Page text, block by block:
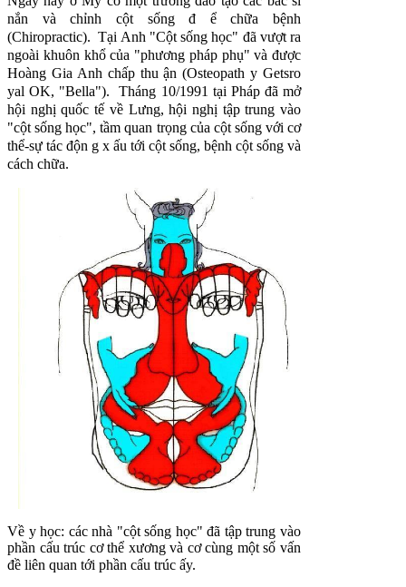
nắn và chỉnh cột sống đ ể chữa bệnh
(Chiropractic). Tại Anh "Cột sống học" đã vượt ra
ngoài khuôn khổ của "phương pháp phụ" và được
Hoàng Gia Anh chấp thu ận (Osteopath y Getsro
yal OK, "Bella"). Tháng 10/1991 tại Pháp đã mở
hội nghị quốc tế về Lưng, hội nghị tập trung vào
"cột sống học", tầm quan trọng của cột sống với cơ
thể-sự tác độn g x ấu tới cột sống, bệnh cột sống và
cách chữa.
Về y học: các nhà "cột sống học" đã tập trung vào
phần cấu trúc cơ thể xương và cơ cùng một số vấn
đề liên quan tới phần cấu trúc ấy.